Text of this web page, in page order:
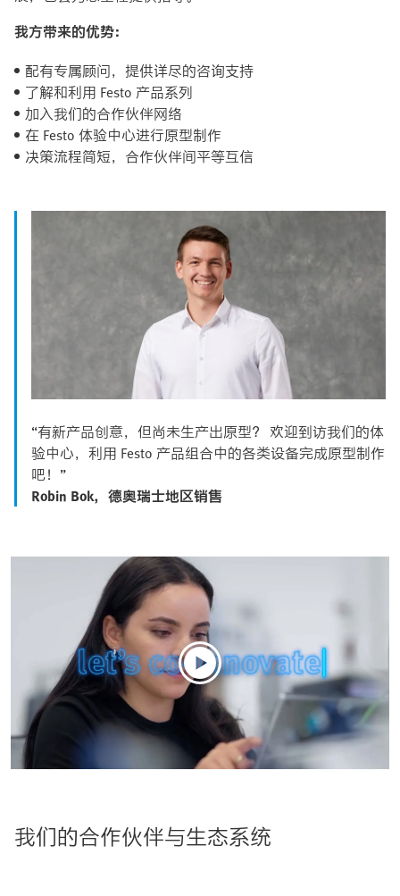
我方带来的优势：
配有专属顾问，提供详尽的咨询支持
了解和利用 Festo 产品系列
加入我们的合作伙伴网络
在 Festo 体验中心进行原型制作
决策流程简短，合作伙伴间平等互信
“有新产品创意，但尚未生产出原型？ 欢迎到访我们的体
验中心，利用 Festo 产品组合中的各类设备完成原型制作
吧！”
Robin Bok，德奥瑞士地区销售
我们的合作伙伴与生态系统